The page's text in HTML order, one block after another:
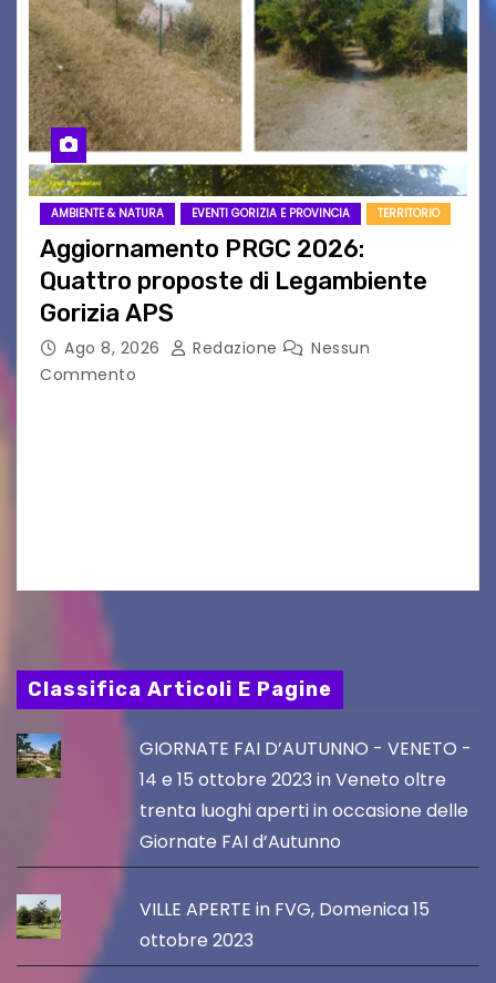
AMBIENTE & NATURA EVENTI GORIZIA E PROVINCIA TERRITORIO
Aggiornamento PRGC 2026:
Quattro proposte di Legambiente
Gorizia APS
Ago 8, 2026 Redazione
Nessun
Commento
Classifica Articoli E Pagine
GIORNATE FAI D’AUTUNNO - VENETO -
14 e 15 ottobre 2023 in Veneto oltre
trenta luoghi aperti in occasione delle
Giornate FAI d’Autunno
VILLE APERTE in FVG, Domenica 15
ottobre 2023